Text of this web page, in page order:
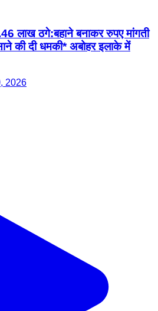
लाख ठगे:बहाने बनाकर रुपए मांगती
की दी धमकी* अबोहर इलाके में
2026